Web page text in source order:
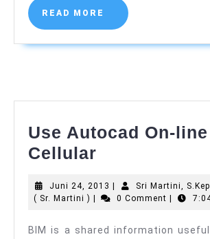
Websites
READ MORE
READ
MORE
Use Autocad On-
Cellular
On-
And
Juni 24, 2013 Juni
24,
|
Sri Martini,
( Sr. Martini ) Sri
Ns.,
| 0 Comment |
BIM is a shared information